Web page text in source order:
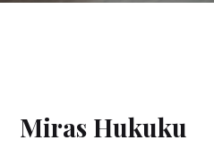
Miras Hukuku